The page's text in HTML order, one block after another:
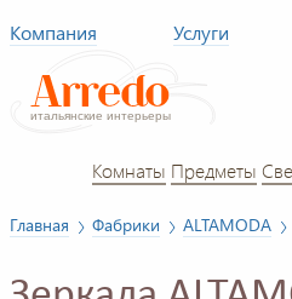
Компания Услуги
Комнаты Предметы
Главная Фабрики ALTAMODA